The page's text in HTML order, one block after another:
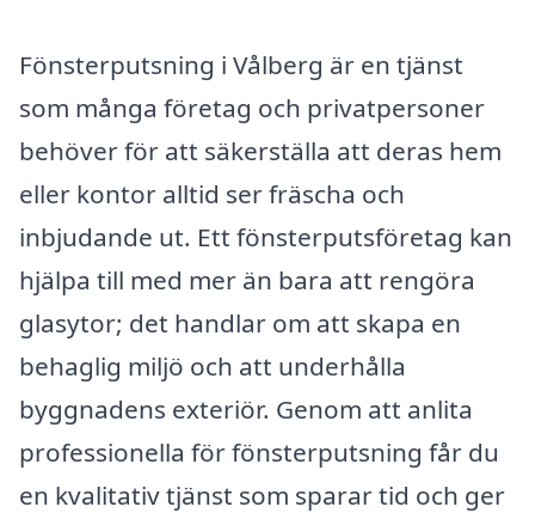
Fönsterputsning i Vålberg är en tjänst
som många företag och privatpersoner
behöver för att säkerställa att deras hem
eller kontor alltid ser fräscha och
inbjudande ut. Ett fönsterputsföretag kan
hjälpa till med mer än bara att rengöra
glasytor; det handlar om att skapa en
behaglig miljö och att underhålla
byggnadens exteriör. Genom att anlita
professionella för fönsterputsning får du
en kvalitativ tjänst som sparar tid och ger